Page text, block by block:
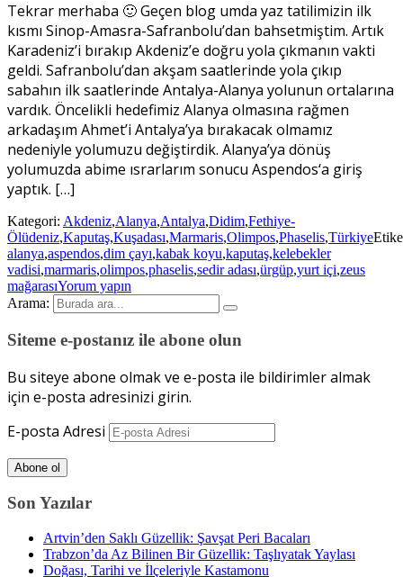
Tekrar merhaba 🙂 Geçen blog umda yaz tatilimizin ilk
kısmı Sinop-Amasra-Safranbolu’dan bahsetmiştim. Artık
Karadeniz’i bırakıp Akdeniz’e doğru yola çıkmanın vakti
geldi. Safranbolu’dan akşam saatlerinde yola çıkıp
sabahın ilk saatlerinde Antalya-Alanya yolunun ortalarına
vardık. Öncelikli hedefimiz Alanya olmasına rağmen
arkadaşım Ahmet’i Antalya’ya bırakacak olmamız
nedeniyle yolumuzu değiştirdik. Alanya’ya dönüş
yolumuzda abime ısrarlarım sonucu Aspendos‘a giriş
yaptık. […]
Kategori: Akdeniz,Alanya,Antalya,Didim,Fethiye-
Ölüdeniz,Kaputaş,Kuşadası,Marmaris,Olimpos,Phaselis,Türkiye
alanya,aspendos,dim çayı,kabak koyu,kaputaş,kelebekler
vadisi,marmaris,olimpos,phaselis,sedir adası,ürgüp,yurt içi,zeus
mağarasıYorum yapın
Arama:
Siteme e-postanız ile abone olun
Bu siteye abone olmak ve e-posta ile bildirimler almak
için e-posta adresinizi girin.
E-posta Adresi
Abone ol
Son Yazılar
Artvin’den Saklı Güzellik: Şavşat Peri Bacaları
Trabzon’da Az Bilinen Bir Güzellik: Taşlıyatak Yaylası
Doğası, Tarihi ve İlçeleriyle Kastamonu